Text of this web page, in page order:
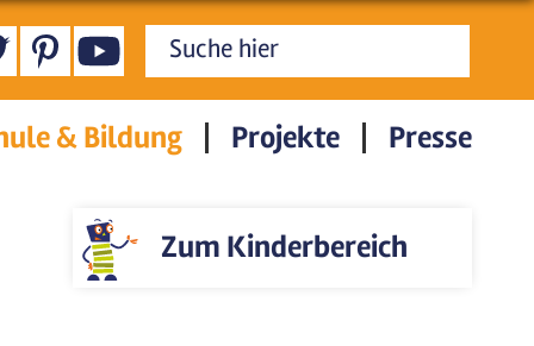
Suchformular
& Bildung Projekte Presse
Zum Kinderbereich